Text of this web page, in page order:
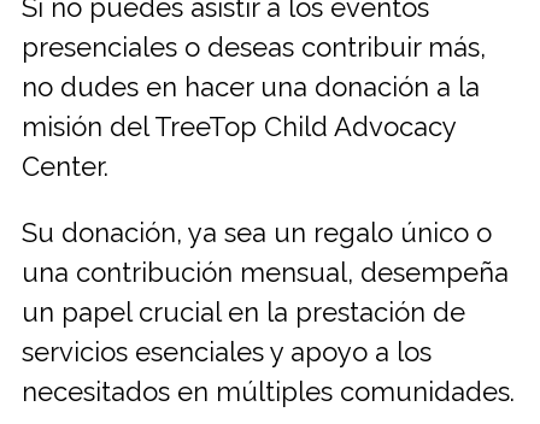
Si no puedes asistir a los eventos
presenciales o deseas contribuir más,
no dudes en hacer una donación a la
misión del TreeTop Child Advocacy
Center.
Su donación, ya sea un regalo único o
una contribución mensual, desempeña
un papel crucial en la prestación de
servicios esenciales y apoyo a los
necesitados en múltiples comunidades.